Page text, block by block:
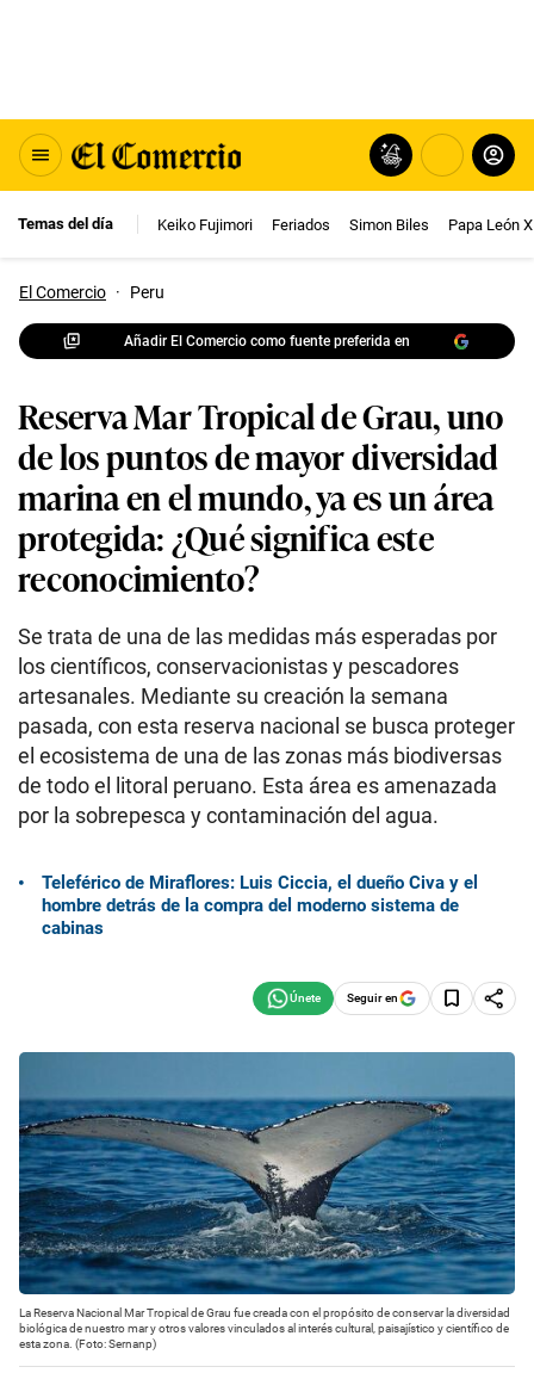
Temas del día Keiko Fujimori Feriados Simon Biles Papa León
El Comercio · Peru
Añadir El Comercio como fuente preferida en
Reserva Mar Tropical de Grau, uno
de los puntos de mayor diversidad
marina en el mundo, ya es un área
protegida: ¿Qué significa este
reconocimiento?
Se trata de una de las medidas más esperadas por
los científicos, conservacionistas y pescadores
artesanales. Mediante su creación la semana
pasada, con esta reserva nacional se busca proteger
el ecosistema de una de las zonas más biodiversas
de todo el litoral peruano. Esta área es amenazada
por la sobrepesca y contaminación del agua.
Teleférico de Miraflores: Luis Ciccia, el dueño Civa y el
hombre detrás de la compra del moderno sistema de
cabinas
Seguir en
La Reserva Nacional Mar Tropical de Grau fue creada con el propósito de conservar la diversidad
biológica de nuestro mar y otros valores vinculados al interés cultural, paisajístico y científico de
esta zona. (Foto: Sernanp)